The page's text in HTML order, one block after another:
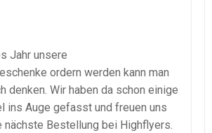
Jahr unsere
ordern werden kann man
denken. Wir haben da schon einige
ins Auge gefasst und freuen uns
nächste Bestellung bei Highflyers.